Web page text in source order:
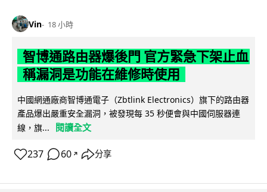
Vin 18 小時
智博通路由器爆後門 官方緊急下架止血
稱漏洞是功能在維修時使用
中國網通廠商智博通電子（Zbtlink Electronics）旗下的路由器
產品爆出嚴重安全漏洞，被發現每 35 秒便會與中國伺服器連
線，旗...
閱讀全文
237 60 ↗ 分享